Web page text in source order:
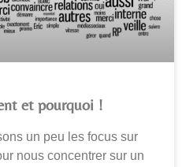
et pourquoi !
un peu les focus sur
nous concentrer sur un